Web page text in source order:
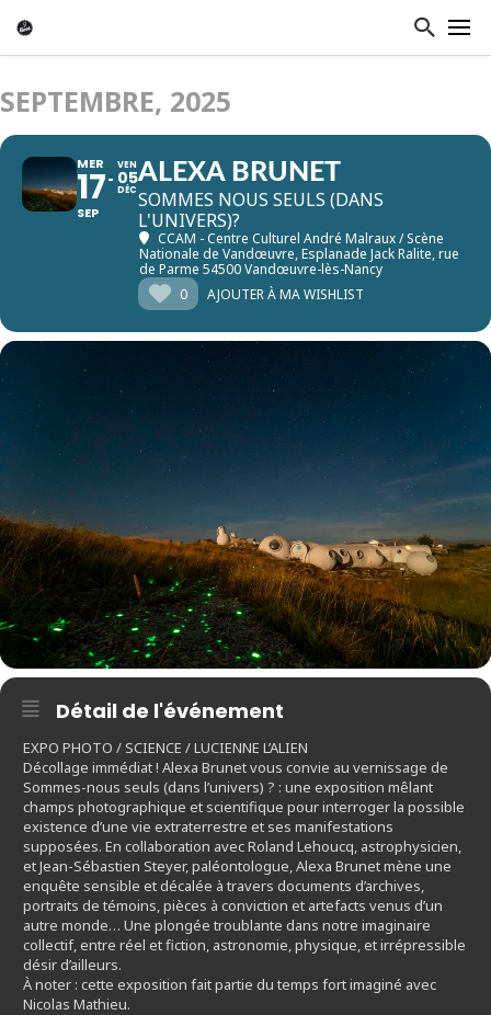
SEPTEMBRE, 2025
MER
17
SEP
VEN
05
DÉC
ALEXA BRUNET
SOMMES NOUS SEULS (DANS
L'UNIVERS)?
CCAM - Centre Culturel André Malraux / Scène
Nationale de Vandœuvre, Esplanade Jack Ralite, rue
de Parme 54500 Vandœuvre-lès-Nancy
0
AJOUTER À MA WISHLIST
Détail de l'événement
EXPO PHOTO / SCIENCE / LUCIENNE L’ALIEN
Décollage immédiat ! Alexa Brunet vous convie au vernissage de
Sommes-nous seuls (dans l’univers) ? : une exposition mêlant
champs photographique et scientifique pour interroger la possible
existence d’une vie extraterrestre et ses manifestations
supposées. En collaboration avec Roland Lehoucq, astrophysicien,
et Jean-Sébastien Steyer, paléontologue, Alexa Brunet mène une
enquête sensible et décalée à travers documents d’archives,
portraits de témoins, pièces à conviction et artefacts venus d’un
autre monde… Une plongée troublante dans notre imaginaire
collectif, entre réel et fiction, astronomie, physique, et irrépressible
désir d’ailleurs.
À noter : cette exposition fait partie du temps fort imaginé avec
Nicolas Mathieu.